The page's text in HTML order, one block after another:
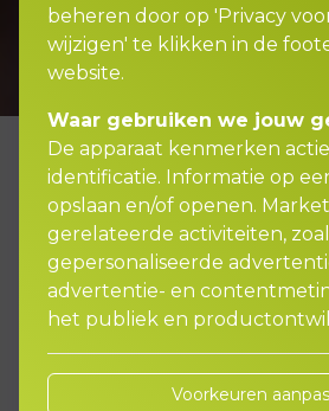
Ik ben een
loondienst. Wat
van
beheren door op 'Privacy
wijzigen' te klikken in de
website.
Waar gebruiken we jouw
De apparaat kenmerken
identificatie. Informatie op
opslaan en/of openen.
gerelateerde activiteiten,
gepersonaliseerde
advertentie- en
het publiek en
Voorkeuren